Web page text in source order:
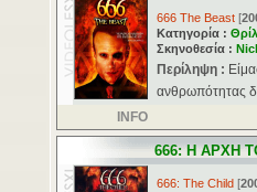
666 The Beast [
Κατηγορία :
Σκηνοθεσία :
Περίληψη :
ανθρωπότητας
INFO
666: Η ΑΡΧΗ
666: The Child [